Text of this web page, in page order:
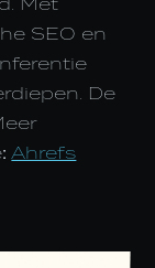
Met
SEO en
De
Ahrefs